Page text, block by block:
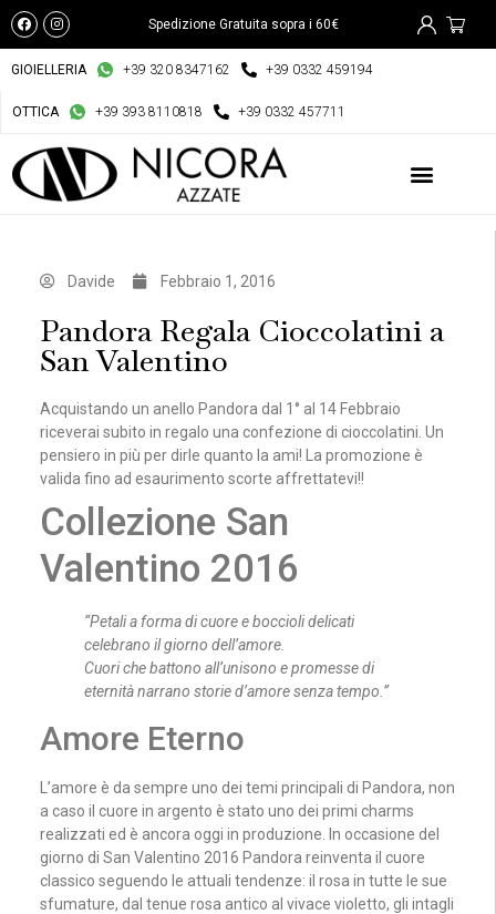
Spedizione Gratuita sopra i 60€
GIOIELLERIA +39 320 8347162 +39 0332 459194
OTTICA +39 393 8110818 +39 0332 457711
Davide Febbraio 1, 2016
Pandora Regala Cioccolatini a
San Valentino
Acquistando un anello Pandora dal 1° al 14 Febbraio
riceverai subito in regalo una confezione di cioccolatini. Un
pensiero in più per dirle quanto la ami! La promozione è
valida fino ad esaurimento scorte affrettatevi!!
Collezione San
Valentino 2016
“Petali a forma di cuore e boccioli delicati
celebrano il giorno dell’amore.
Cuori che battono all’unisono e promesse di
eternità narrano storie d’amore senza tempo.”
Amore Eterno
L’amore è da sempre uno dei temi principali di Pandora, non
a caso il cuore in argento è stato uno dei primi charms
realizzati ed è ancora oggi in produzione. In occasione del
giorno di San Valentino 2016 Pandora reinventa il cuore
classico seguendo le attuali tendenze: il rosa in tutte le sue
sfumature, dal tenue rosa antico al vivace violetto, gli intagli